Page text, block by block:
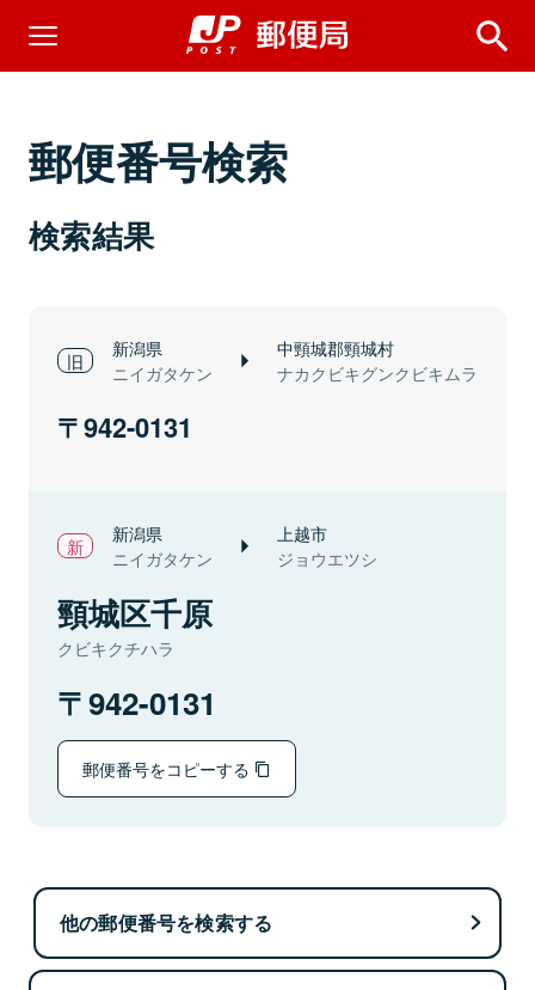
郵便番号検索
検索結果
新潟県
ニイガタケン
中頸城郡頸城村
ナカクビキグンクビキムラ
942-0131
新潟県
ニイガタケン
上越市
ジョウエツシ
頸城区千原
クビキクチハラ
942-0131
郵便番号をコピーする
他の郵便番号を検索する